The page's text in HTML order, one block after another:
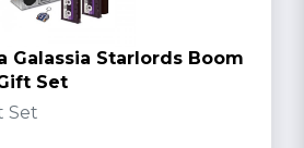
Galassia Starlords Boom
Set
Set